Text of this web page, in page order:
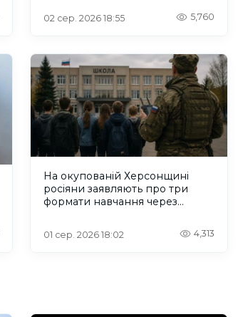
02 сер. 2026 18:55 5,760
На окупованій Херсонщині
росіяни заявляють про три
формати навчання через
01 сер. 2026 18:02 4,313